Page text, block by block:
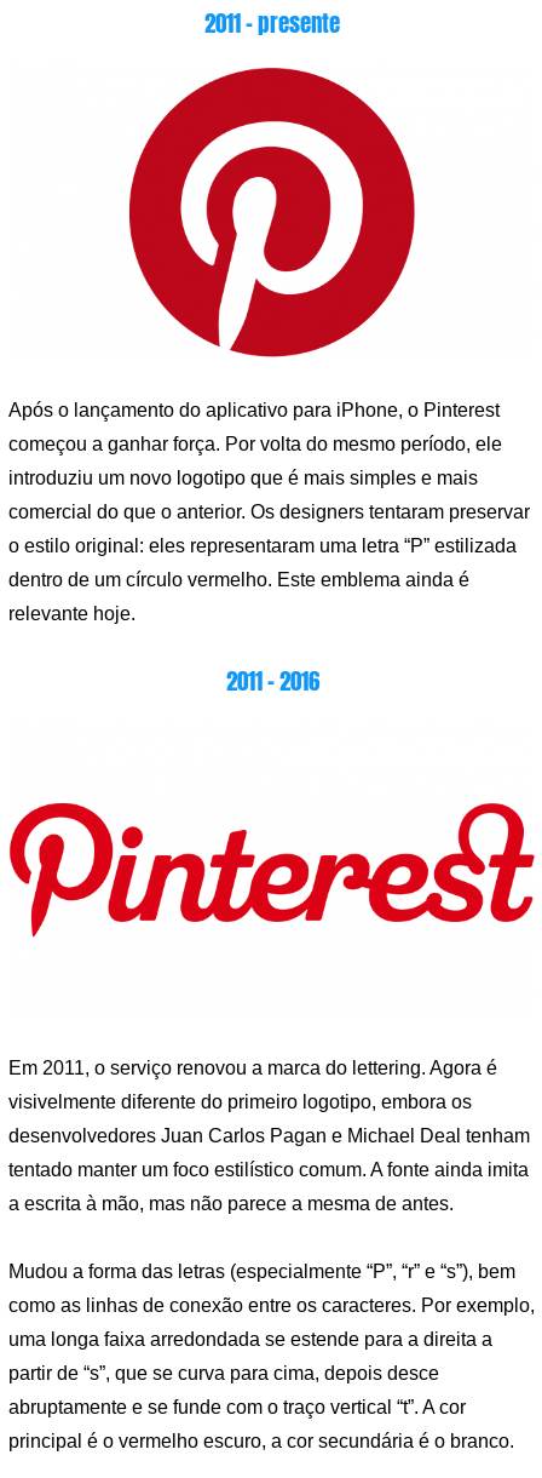
2011 – presente
Após o lançamento do aplicativo para iPhone, o Pinterest
começou a ganhar força. Por volta do mesmo período, ele
introduziu um novo logotipo que é mais simples e mais
comercial do que o anterior. Os designers tentaram preservar
o estilo original: eles representaram uma letra “P” estilizada
dentro de um círculo vermelho. Este emblema ainda é
relevante hoje.
2011 – 2016
Em 2011, o serviço renovou a marca do lettering. Agora é
visivelmente diferente do primeiro logotipo, embora os
desenvolvedores Juan Carlos Pagan e Michael Deal tenham
tentado manter um foco estilístico comum. A fonte ainda imita
a escrita à mão, mas não parece a mesma de antes.
Mudou a forma das letras (especialmente “P”, “r” e “s”), bem
como as linhas de conexão entre os caracteres. Por exemplo,
uma longa faixa arredondada se estende para a direita a
partir de “s”, que se curva para cima, depois desce
abruptamente e se funde com o traço vertical “t”. A cor
principal é o vermelho escuro, a cor secundária é o branco.